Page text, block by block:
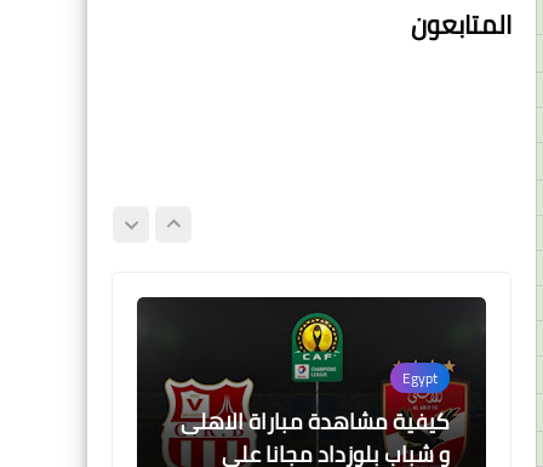
المتابعون
Egypt
كيفية مشاهدة مباراة الاهلى
و شباب بلوزداد مجانا على